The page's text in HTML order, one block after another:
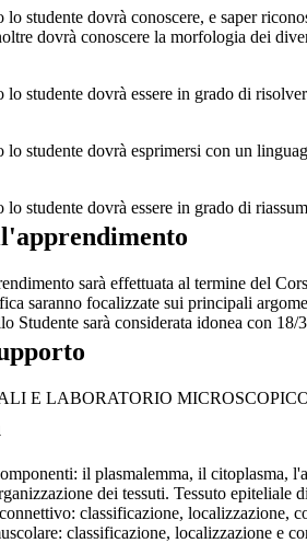
studente dovrà conoscere, e saper
dovrà conoscere la morfologia dei
lo studente dovrà essere in grado di
lo studente dovrà esprimersi con un
studente dovrà essere in grado di
sarà effettuata al termine del
saranno focalizzate sui principali
Studente sarà considerata idonea con 18/
E LABORATORIO
il plasmalemma, il
dei tessuti. Tessuto
classificazione, localizzazione,
classificazione, localizzazione e